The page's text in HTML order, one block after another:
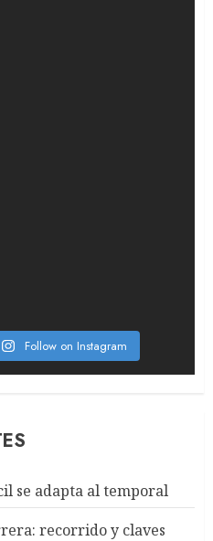
Follow on Instagram
se adapta al temporal
recorrido y claves